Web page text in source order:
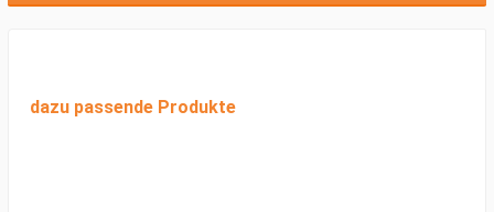
dazu passende Produkte